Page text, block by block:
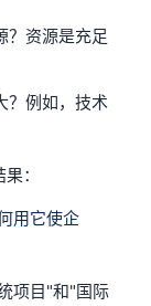
？资源是充足
？例如，技术
：
项目"和"国际